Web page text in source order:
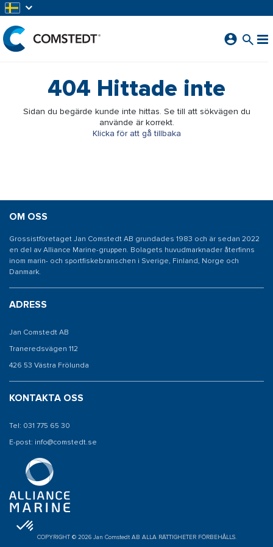
404 Hittade inte
Sidan du begärde kunde inte hittas. Se till att sökvägen du
använde är korrekt.
Klicka för att gå tillbaka
OM OSS
Grossistföretaget Jan Comstedt AB grundades 1983 och är sedan 2022
en del av Alliance Marine-gruppen. Bolagets huvudmarknader återfinns
inom marin- och sportfiskebranschen i Sverige, Finland, Norge och
Danmark.
ADRESS
Jan Comstedt AB
Traneredsvägen 112
426 53 Västra Frölunda
KONTAKTA OSS
Tel: 031 775 65 30
E-post: info@comstedt.se
COPYRIGHT © 2026 Jan Comstedt AB ALLA RÄTTIGHETER FÖRBEHÅLLS.